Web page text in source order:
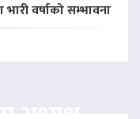
वर्षाको सम्भावना